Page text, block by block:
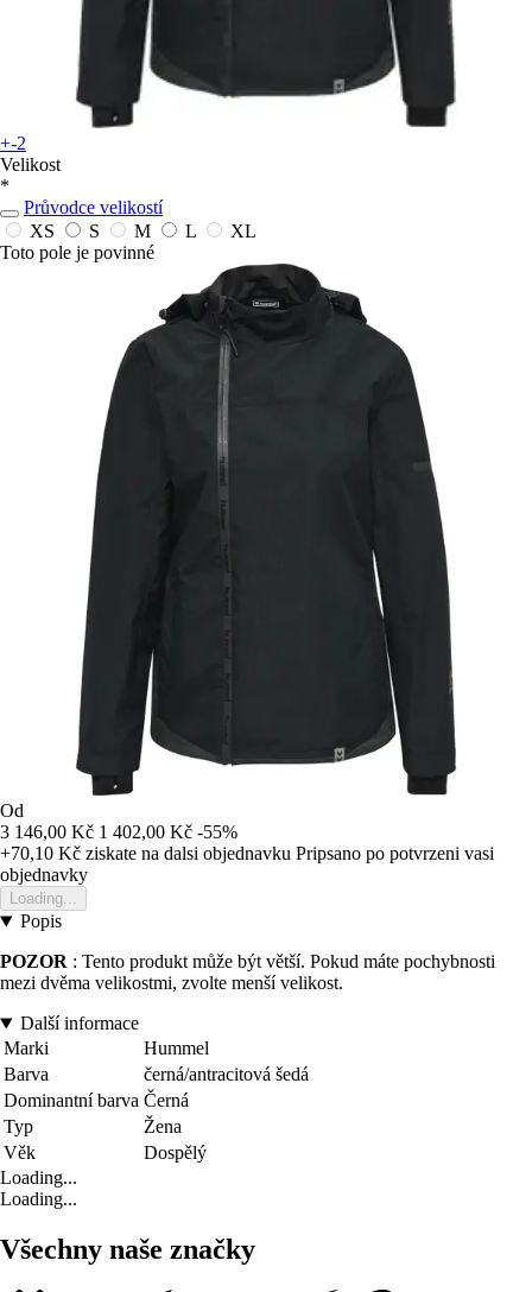
+-2
Velikost
*
Průvodce velikostí
XS
S M L
XL
Toto pole je povinné
Od
3 146,00 Kč 1 402,00 Kč -55%
+70,10 Kč ziskate na dalsi objednavku Pripsano po potvrzeni vasi
objednavky
Loading...
Popis
POZOR : Tento produkt může být větší. Pokud máte pochybnosti
mezi dvěma velikostmi, zvolte menší velikost.
Další informace
Marki
Hummel
Barva
černá/antracitová šedá
Dominantní barva Černá
Typ
Žena
Věk
Dospělý
Loading...
Loading...
Všechny naše značky